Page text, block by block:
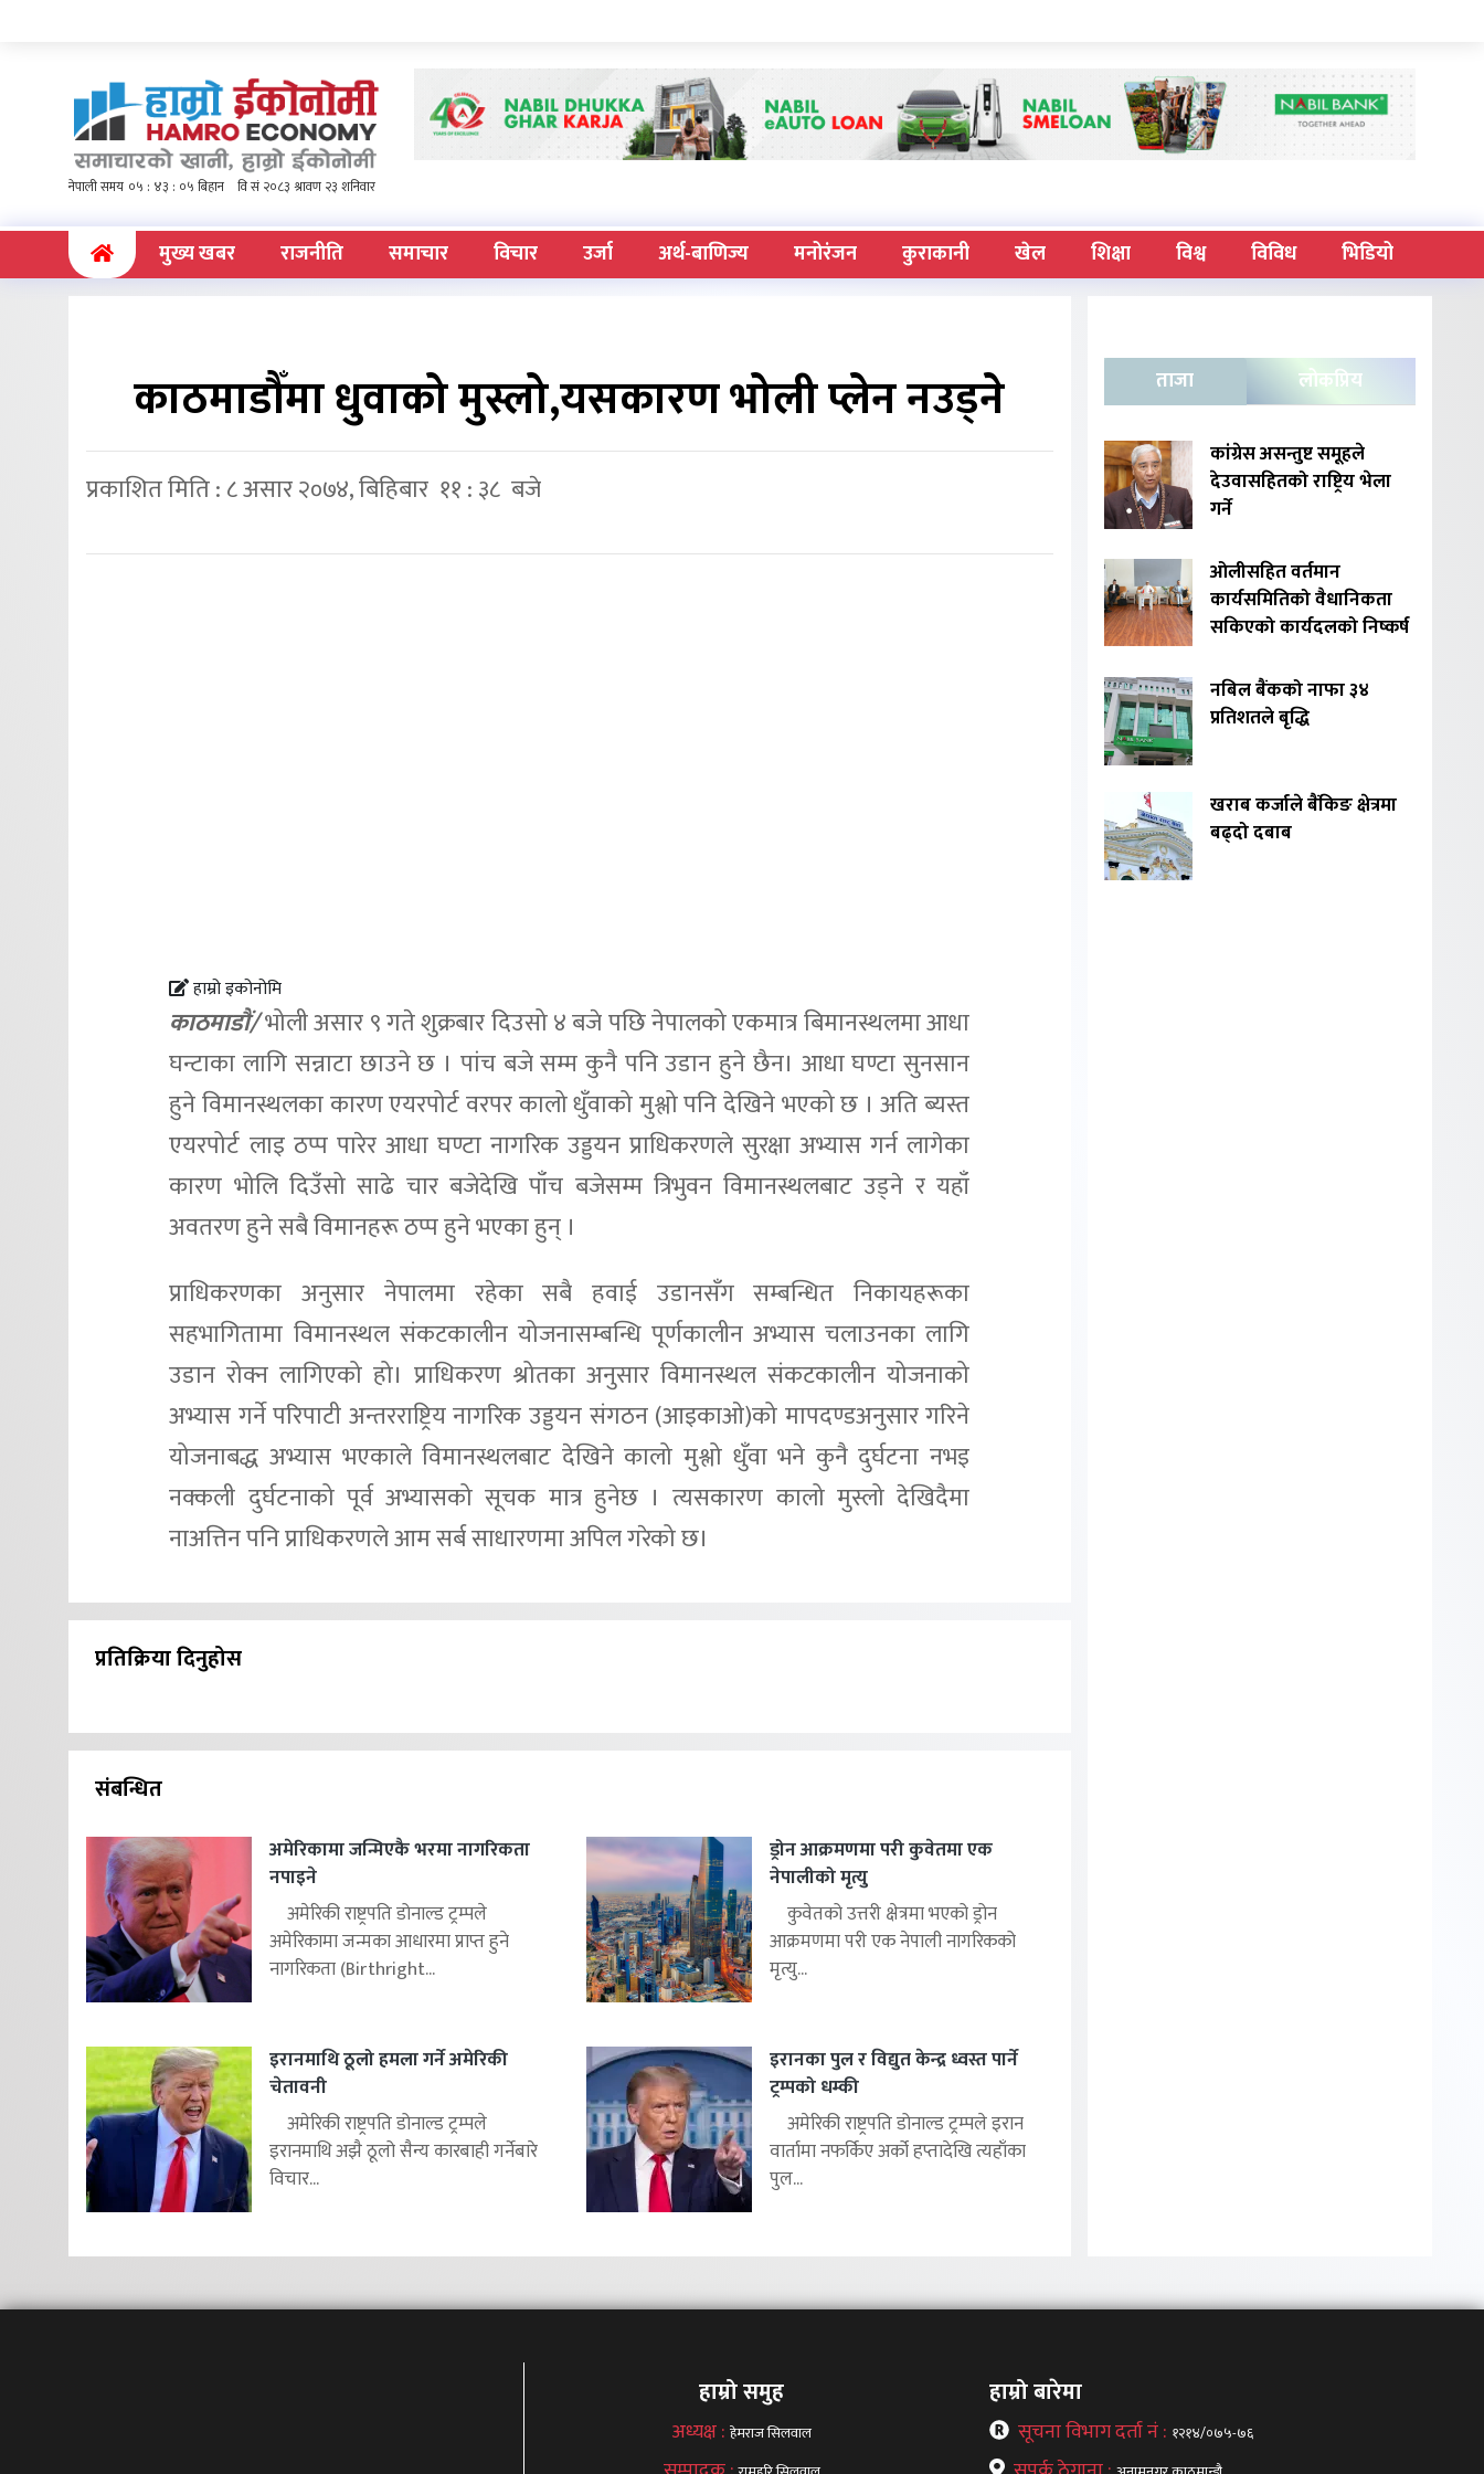
(current)मुख्य खबर राजनीति समाचार विचार उर्जा अर्थ-बाणिज्य मनोरंजन कुराकानी खेल शिक्षा विश्व विविध भिडियो
काठमाडौँमा धुवाको मुस्लो,यसकारण भोली प्लेन नउड्ने
प्रकाशित मिति : ८ असार २०७४, बिहिबार ११ : ३८ बजे
हाम्रो इकोनोमि
काठमाडाैं/भोली असार ९ गते शुक्रबार दिउसो ४ बजे पछि नेपालको एकमात्र बिमानस्थलमा आधा
घन्टाका लागि सन्नाटा छाउने छ । पांच बजे सम्म कुनै पनि उडान हुने छैन। आधा घण्टा सुनसान
हुने विमानस्थलका कारण एयरपोर्ट वरपर कालो धुँवाको मुश्लो पनि देखिने भएको छ । अति ब्यस्त
एयरपोर्ट लाइ ठप्प पारेर आधा घण्टा नागरिक उड्डयन प्राधिकरणले सुरक्षा अभ्यास गर्न लागेका
कारण भोलि दिउँसो साढे चार बजेदेखि पाँच बजेसम्म त्रिभुवन विमानस्थलबाट उड्ने र यहाँ
अवतरण हुने सबै विमानहरू ठप्प हुने भएका हुन् ।
प्राधिकरणका अनुसार नेपालमा रहेका सबै हवाई उडानसँग सम्बन्धित निकायहरूका
सहभागितामा विमानस्थल संकटकालीन योजनासम्बन्धि पूर्णकालीन अभ्यास चलाउनका लागि
उडान रोक्न लागिएको हो। प्राधिकरण श्रोतका अनुसार विमानस्थल संकटकालीन योजनाको
अभ्यास गर्ने परिपाटी अन्तरराष्ट्रिय नागरिक उड्डयन संगठन (आइकाओ)को मापदण्डअनुसार गरिने
योजनाबद्ध अभ्यास भएकाले विमानस्थलबाट देखिने कालो मुश्लो धुँवा भने कुनै दुर्घटना नभइ
नक्कली दुर्घटनाको पूर्व अभ्यासको सूचक मात्र हुनेछ । त्यसकारण कालो मुस्लो देखिदैमा
नाअत्तिन पनि प्राधिकरणले आम सर्ब साधारणमा अपिल गरेको छ।
प्रतिक्रिया दिनुहोस
संबन्धित
अमेरिकामा जन्मिएकै भरमा नागरिकता
नपाइने
अमेरिकी राष्ट्रपति डोनाल्ड ट्रम्पले
अमेरिकामा जन्मका आधारमा प्राप्त हुने
नागरिकता (Birthright...
ड्रोन आक्रमणमा परी कुवेतमा एक
नेपालीको मृत्यु
कुवेतको उत्तरी क्षेत्रमा भएको ड्रोन
आक्रमणमा परी एक नेपाली नागरिकको
मृत्यु...
इरानमाथि ठूलो हमला गर्ने अमेरिकी
चेतावनी
अमेरिकी राष्ट्रपति डोनाल्ड ट्रम्पले
इरानमाथि अझै ठूलो सैन्य कारबाही गर्नेबारे
विचार...
इरानका पुल र विद्युत केन्द्र ध्वस्त पार्ने
ट्रम्पको धम्की
अमेरिकी राष्ट्रपति डोनाल्ड ट्रम्पले इरान
वार्तामा नफर्किए अर्को हप्तादेखि त्यहाँका
पुल...
ताजा लोकप्रिय
कांग्रेस असन्तुष्ट समूहले
देउवासहितको राष्ट्रिय भेला
गर्ने
ओलीसहित वर्तमान
कार्यसमितिको वैधानिकता
सकिएको कार्यदलको निष्कर्ष
नबिल बैंकको नाफा ३४
प्रतिशतले बृद्धि
खराब कर्जाले बैंकिङ क्षेत्रमा
बढ्दो दबाब
हाम्रो समुह
अध्यक्ष :हेमराज सिलवाल
हाम्रो बारेमा
सूचना विभाग दर्ता नं : १२१४/०७५-७६